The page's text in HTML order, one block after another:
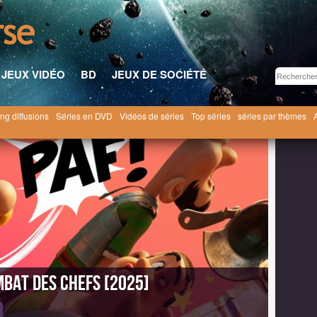
JEUX VIDÉO BD
JEUX DE SOCIÉTÉ
diffusions Séries en DVD Vidéos de séries Top séries séries par thèmes
Le Combat des Chefs [2025]
des Chefs [2025]